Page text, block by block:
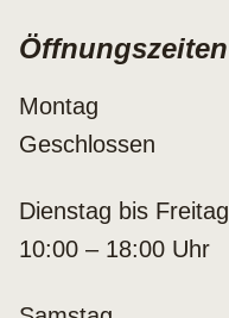
Öffnungszeiten
Montag
Geschlossen
Dienstag bis Freitag
10:00 – 18:00 Uhr